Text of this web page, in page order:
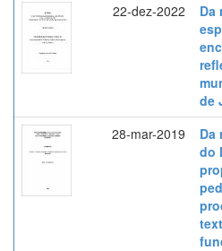
22-dez-2022
Da
de
28-mar-2019
Da
do